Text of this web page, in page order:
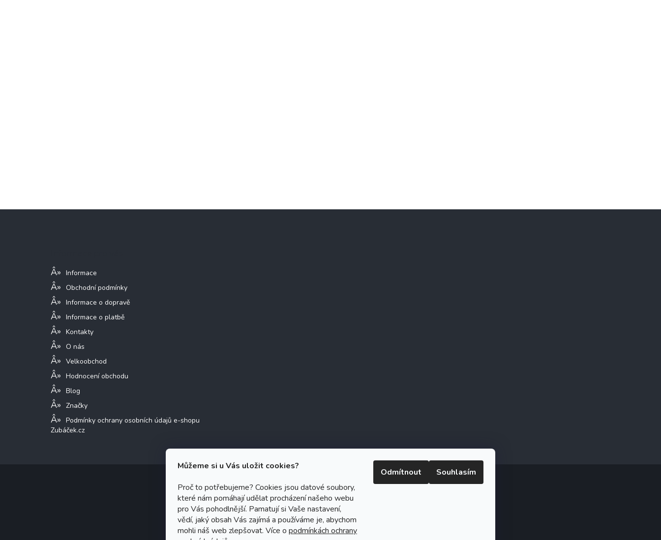
Můžeme si u Vás uložit cookies?
Proč to potřebujeme? Cookies jsou datové soubory,
které nám pomáhají udělat procházení našeho webu
pro Vás pohodlnější. Pamatují si Vaše nastavení,
vědí, jaký obsah Vás zajímá a používáme je, abychom
mohli náš web zlepšovat. Více o podmínkách ochrany
Odmítnout Souhlasím
Informace
Obchodní podmínky
Informace o dopravě
Informace o platbě
Kontakty
O nás
Velkoobchod
Hodnocení obchodu
Blog
Značky
Podmínky ochrany osobních údajů e-shopu
Zubáček.cz
Copyright 2026Zubáček.cz. Všechna práva vyhrazena.
Grafický návrh vytvořil a na Shoptet implementoval
Vytvořil Shoptet